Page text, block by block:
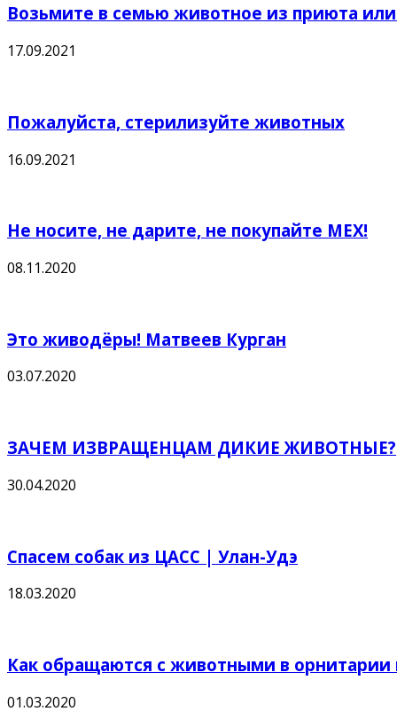
Возьмите в семью животное из приюта
17.09.2021
Пожалуйста, стерилизуйте животных
16.09.2021
Не носите, не дарите, не покупайте МЕХ!
08.11.2020
Это живодёры! Матвеев Курган
03.07.2020
ЗАЧЕМ ИЗВРАЩЕНЦАМ ДИКИЕ ЖИВОТНЫЕ?
30.04.2020
Спасем собак из ЦАСС | Улан-Удэ
18.03.2020
Как обращаются с животными в орнитарии
01.03.2020